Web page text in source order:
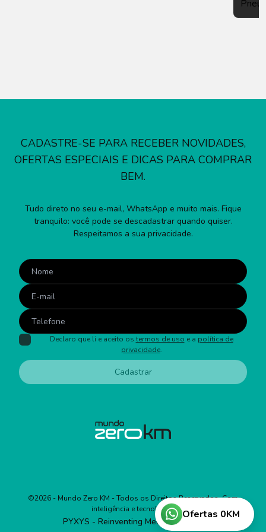
Ofertas 0KM
Pneu
CADASTRE-SE PARA RECEBER NOVIDADES,
OFERTAS ESPECIAIS E DICAS PARA COMPRAR
BEM.
Tudo direto no seu e-mail, WhatsApp e muito mais. Fique
tranquilo: você pode se descadastrar quando quiser.
Respeitamos a sua privacidade.
Declaro que li e aceito os termos de uso e a política de
privacidade.
Cadastrar
©2026 - Mundo Zero KM - Todos os Direitos Reservados. Com
inteligência e tecnologia:
PYXYS - Reinventing Media Business